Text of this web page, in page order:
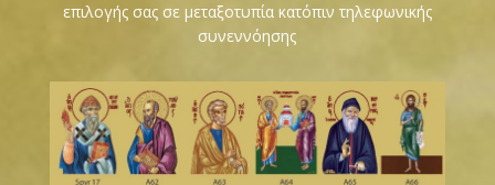
επιλογής σας σε μεταξοτυπία κατόπιν τηλεφωνικής
συνεννόησης